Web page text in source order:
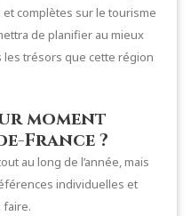
complètes sur le tourisme
de planifier au mieux
trésors que cette région
moment
France ?
au long de l’année, mais
individuelles et
faire.